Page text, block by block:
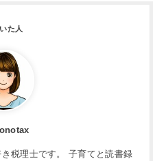
税理士です。 子育てと読書録